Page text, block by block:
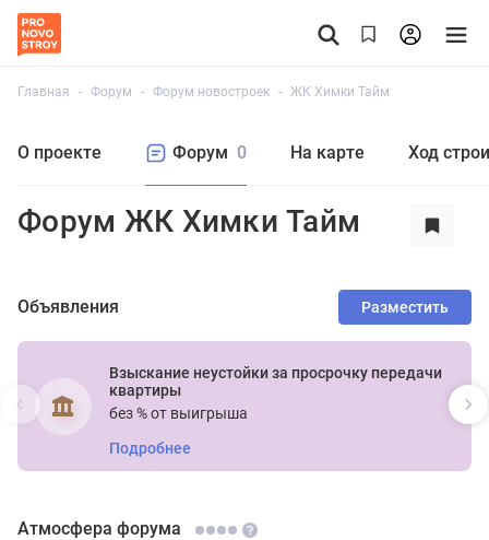
Главная Форум Форум новостроек ЖК Химки Тайм
О проекте Форум 0 На карте Ход
Форум ЖК Химки Тайм
Объявления Разместить
Взыскание неустойки за просрочку передачи
квартиры
без % от выигрыша
Подробнее
Атмосфера форума